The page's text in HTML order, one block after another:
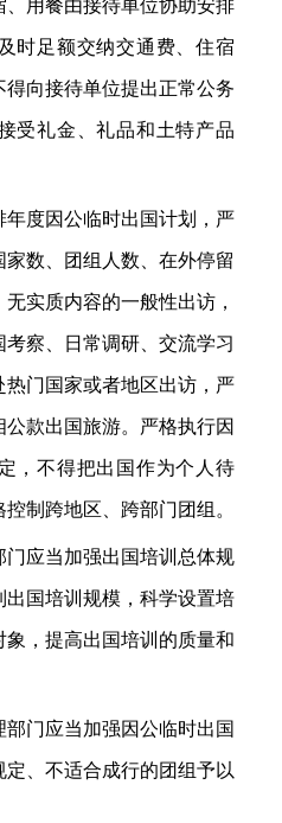
用餐由接待单位协助安排
时足额交纳交通费、住宿
向接待单位提出正常公务
受礼金、礼品和土特产品
因公临时出国计划，严
数、团组人数、在外停留
实质内容的一般性出访，
察、日常调研、交流学习
门国家或者地区出访，严
款出国旅游。严格执行因
，不得把出国作为个人待
制跨地区、跨部门团组。
应当加强出国培训总体规
国培训规模，科学设置培
，提高出国培训的质量和
应当加强因公临时出国
、不适合成行的团组予以